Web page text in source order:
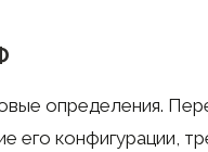
определения.
его конфигурации,